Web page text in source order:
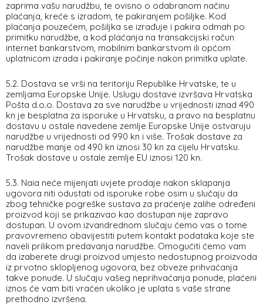
zaprima vašu narudžbu, te ovisno o odabranom načinu
plaćanja, kreće s izradom, te pakiranjem pošiljke. Kod
plaćanja pouzećem, pošiljka se izrađuje i pakira odmah po
primitku narudžbe, a kod plaćanja na transakcijski račun
internet bankarstvom, mobilnim bankarstvom ili općom
uplatnicom izrada i pakiranje počinje nakon primitka uplate.
5.2. Dostava se vrši na teritoriju Republike Hrvatske, te u
zemljama Europske Unije. Uslugu dostave izvršava Hrvatska
Pošta d.o.o. Dostava za sve narudžbe u vrijednosti iznad 490
kn je besplatna za isporuke u Hrvatsku, a pravo na besplatnu
dostavu u ostale navedene zemlje Europske Unije ostvaruju
narudžbe u vrijednosti od 990 kn i više. Trošak dostave za
narudžbe manje od 490 kn iznosi 30 kn za cijelu Hrvatsku.
Trošak dostave u ostale zemlje EU iznosi 120 kn.
5.3. Naia neće mijenjati uvjete prodaje nakon sklapanja
ugovora niti odustati od isporuke robe osim u slučaju da
zbog tehničke pogreške sustava za praćenje zalihe određeni
proizvod koji se prikazivao kao dostupan nije zapravo
dostupan. U ovom izvandrednom slučaju ćemo vas o tome
pravovremeno obavijestiti putem kontakt podataka koje ste
naveli prilikom predavanja narudžbe. Omogućiti ćemo vam
da izaberete drugi proizvod umjesto nedostupnog proizvoda
iz prvotno sklopljenog ugovora, bez obveze prihvaćanja
takve ponude. U slučaju vašeg neprihvaćanja ponude, plaćeni
iznos će vam biti vraćen ukoliko je uplata s vaše strane
prethodno izvršena.